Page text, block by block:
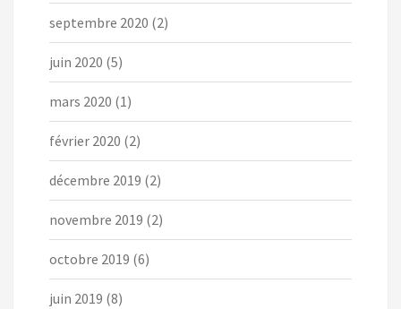
septembre 2020 (2)
juin 2020 (5)
mars 2020 (1)
février 2020 (2)
décembre 2019 (2)
novembre 2019 (2)
octobre 2019 (6)
juin 2019 (8)